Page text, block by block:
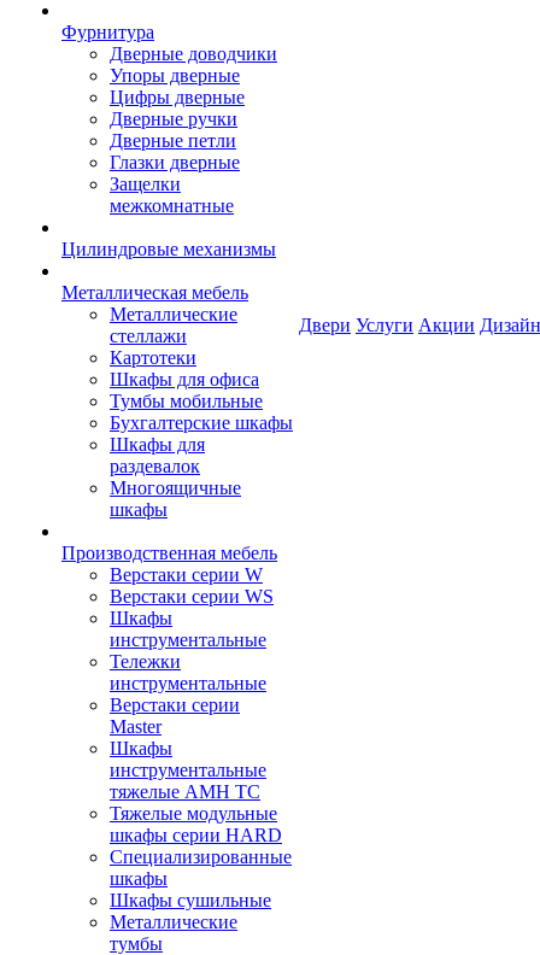
Фурнитура
Дверные доводчики
Упоры дверные
Цифры дверные
Дверные ручки
Дверные петли
Глазки дверные
Защелки
межкомнатные
Цилиндровые механизмы
Металлическая мебель
Металлические
стеллажи
Картотеки
Шкафы для офиса
Тумбы мобильные
Бухгалтерские шкафы
Шкафы для
раздевалок
Многоящичные
шкафы
Производственная мебель
Верстаки серии W
Верстаки серии WS
Шкафы
инструментальные
Тележки
инструментальные
Верстаки серии
Master
Шкафы
инструментальные
тяжелые AMH TC
Тяжелые модульные
шкафы серии HARD
Cпециализированные
шкафы
Шкафы сушильные
Металлические
тумбы
Двери Услуги Акции